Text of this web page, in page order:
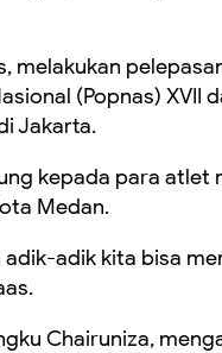
melakukan
(Popnas) XVII
Jakarta.
kepada para
Medan.
adik kita bisa
Chairuniza,